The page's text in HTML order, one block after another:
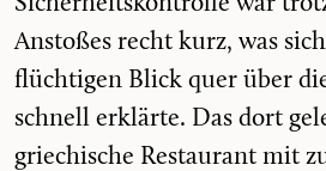
Anstoßes recht kurz, was
flüchtigen Blick quer über
schnell erklärte. Das dort
griechische Restaurant mit